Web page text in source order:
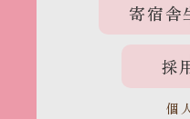
寄宿舎
採
個